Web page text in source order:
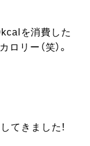
を消費した
リー（笑）。
てきました！